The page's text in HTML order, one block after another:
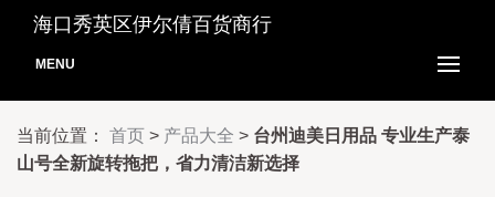
海口秀英区伊尔倩百货商行
MENU
当前位置： 首页 > 产品大全 > 台州迪美日用品 专业生产泰
山号全新旋转拖把，省力清洁新选择